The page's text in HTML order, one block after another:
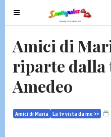
T
o
g
e
n
v
i
Amici di
riparte dalla
Amedeo
Amici di Maria La tv vista da me >>